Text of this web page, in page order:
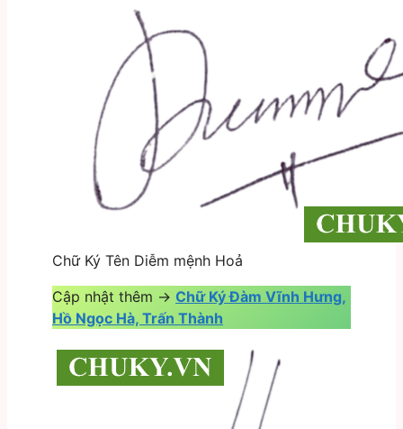
Chữ Ký Tên Diễm mệnh Hoả
Cập nhật thêm -> Chữ Ký Đàm Vĩnh Hưng,
Hồ Ngọc Hà, Trấn Thành